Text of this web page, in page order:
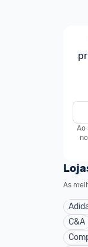
Ao
As
C&A